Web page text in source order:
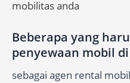
mobilitas anda
Beberapa yang
penyewaan mobil
sebagai agen rental